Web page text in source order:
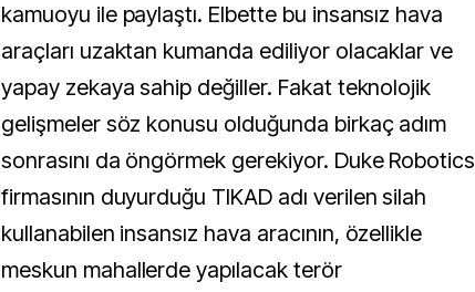
kamuoyu ile paylaştı. Elbette bu insansız hava
araçları uzaktan kumanda ediliyor olacaklar ve
yapay zekaya sahip değiller. Fakat teknolojik
gelişmeler söz konusu olduğunda birkaç adım
sonrasını da öngörmek gerekiyor. Duke Robotics
firmasının duyurduğu TIKAD adı verilen silah
kullanabilen insansız hava aracının, özellikle
meskun mahallerde yapılacak terör